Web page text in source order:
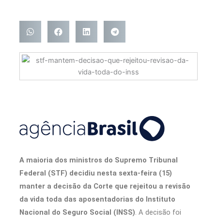
A maioria dos ministros do Supremo Tribunal
Federal (STF) decidiu nesta sexta-feira (15)
manter a decisão da Corte que rejeitou a revisão
da vida toda das aposentadorias do Instituto
Nacional do Seguro Social (INSS). A decisão foi